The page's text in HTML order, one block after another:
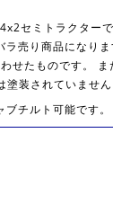
セミトラクター
売り商品になり
せたものです。 ま
塗装されていませ
チルト可能です。